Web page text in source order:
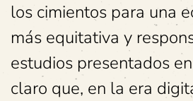
los cimientos para una
más equitativa y
estudios presentados
claro que, en la era